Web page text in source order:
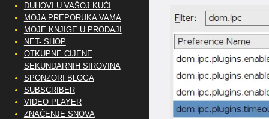
DUHOVI U VAŠOJ KUĆI
MOJA PREPORUKA VAMA
MOJE KNJIGE U PRODAJI
NET- SHOP
OTKUPNE CIJENE
SEKUNDARNIH SIROVINA
SPONZORI BLOGA
SUBSCRIBER
VIDEO PLAYER
ZNAČENJE SNOVA